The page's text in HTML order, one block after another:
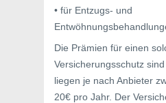
• für Entzugs- und
Die Prämien für einen
Versicherungsschutz
liegen je nach Anbieter
20€ pro Jahr. Der